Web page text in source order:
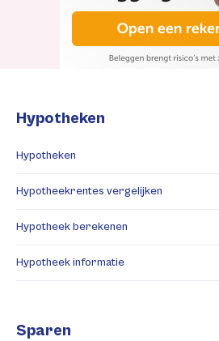
Hypotheken
Hypotheken
Hypotheekrentes vergelijken
Hypotheek berekenen
Hypotheek informatie
Sparen